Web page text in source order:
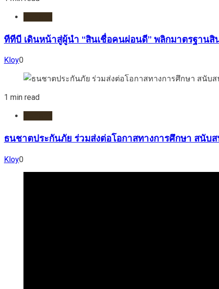
ทีทีบี เดินหน้าสู่ผู้นำ “สินเชื่อคนผ่อนดี” พลิกมาตรฐาน
Kloy0
1 min read
ธนชาตประกันภัย ร่วมส่งต่อโอกาสทางการศึกษา สนับ
Kloy0